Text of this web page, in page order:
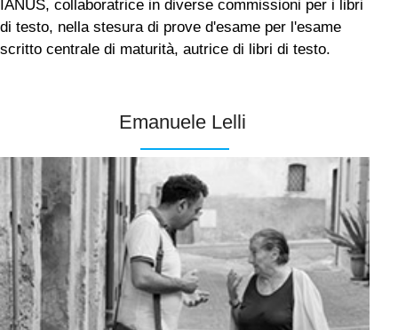
IANUS, collaboratrice in diverse commissioni per i libri
di testo, nella stesura di prove d'esame per l'esame
scritto centrale di maturità, autrice di libri di testo.
Emanuele Lelli